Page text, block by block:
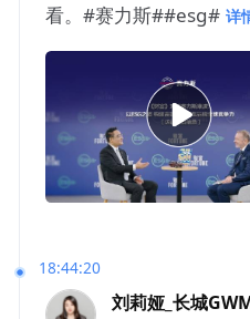
看。#赛力斯##esg# 详
18:44:20
刘莉娅_长城